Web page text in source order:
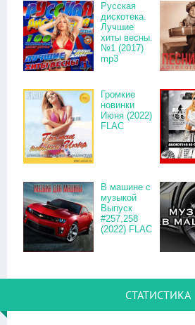
Русская
дискотека.
Лучшие
хиты весны.
№1 (2017)
mp3
Громкие
новинки
Июня (2022)
FLAC
В машине с
музыкой
Выпуск
#257,258
(2022) FLAC
СТАТИСТИКА